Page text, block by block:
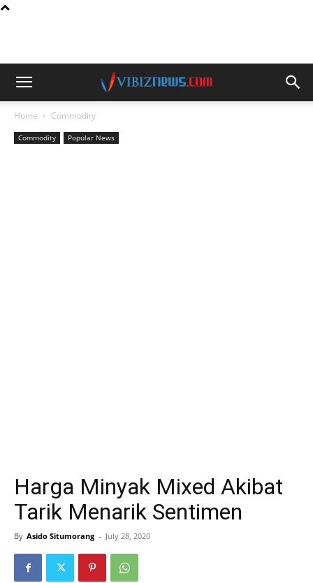
Home Commodity
Commodity Popular News
Harga Minyak Mixed Akibat
Tarik Menarik Sentimen
By Asido Situmorang - July 28, 2020